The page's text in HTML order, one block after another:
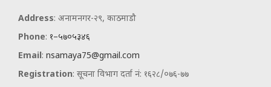
Address: अनामनगर-२९, काठमाडौ
Phone: १–५७०५३४६
Email: nsamaya75@gmail.com
Registration: सूचना विभाग दर्ता नं: १६२८/०७६-७७